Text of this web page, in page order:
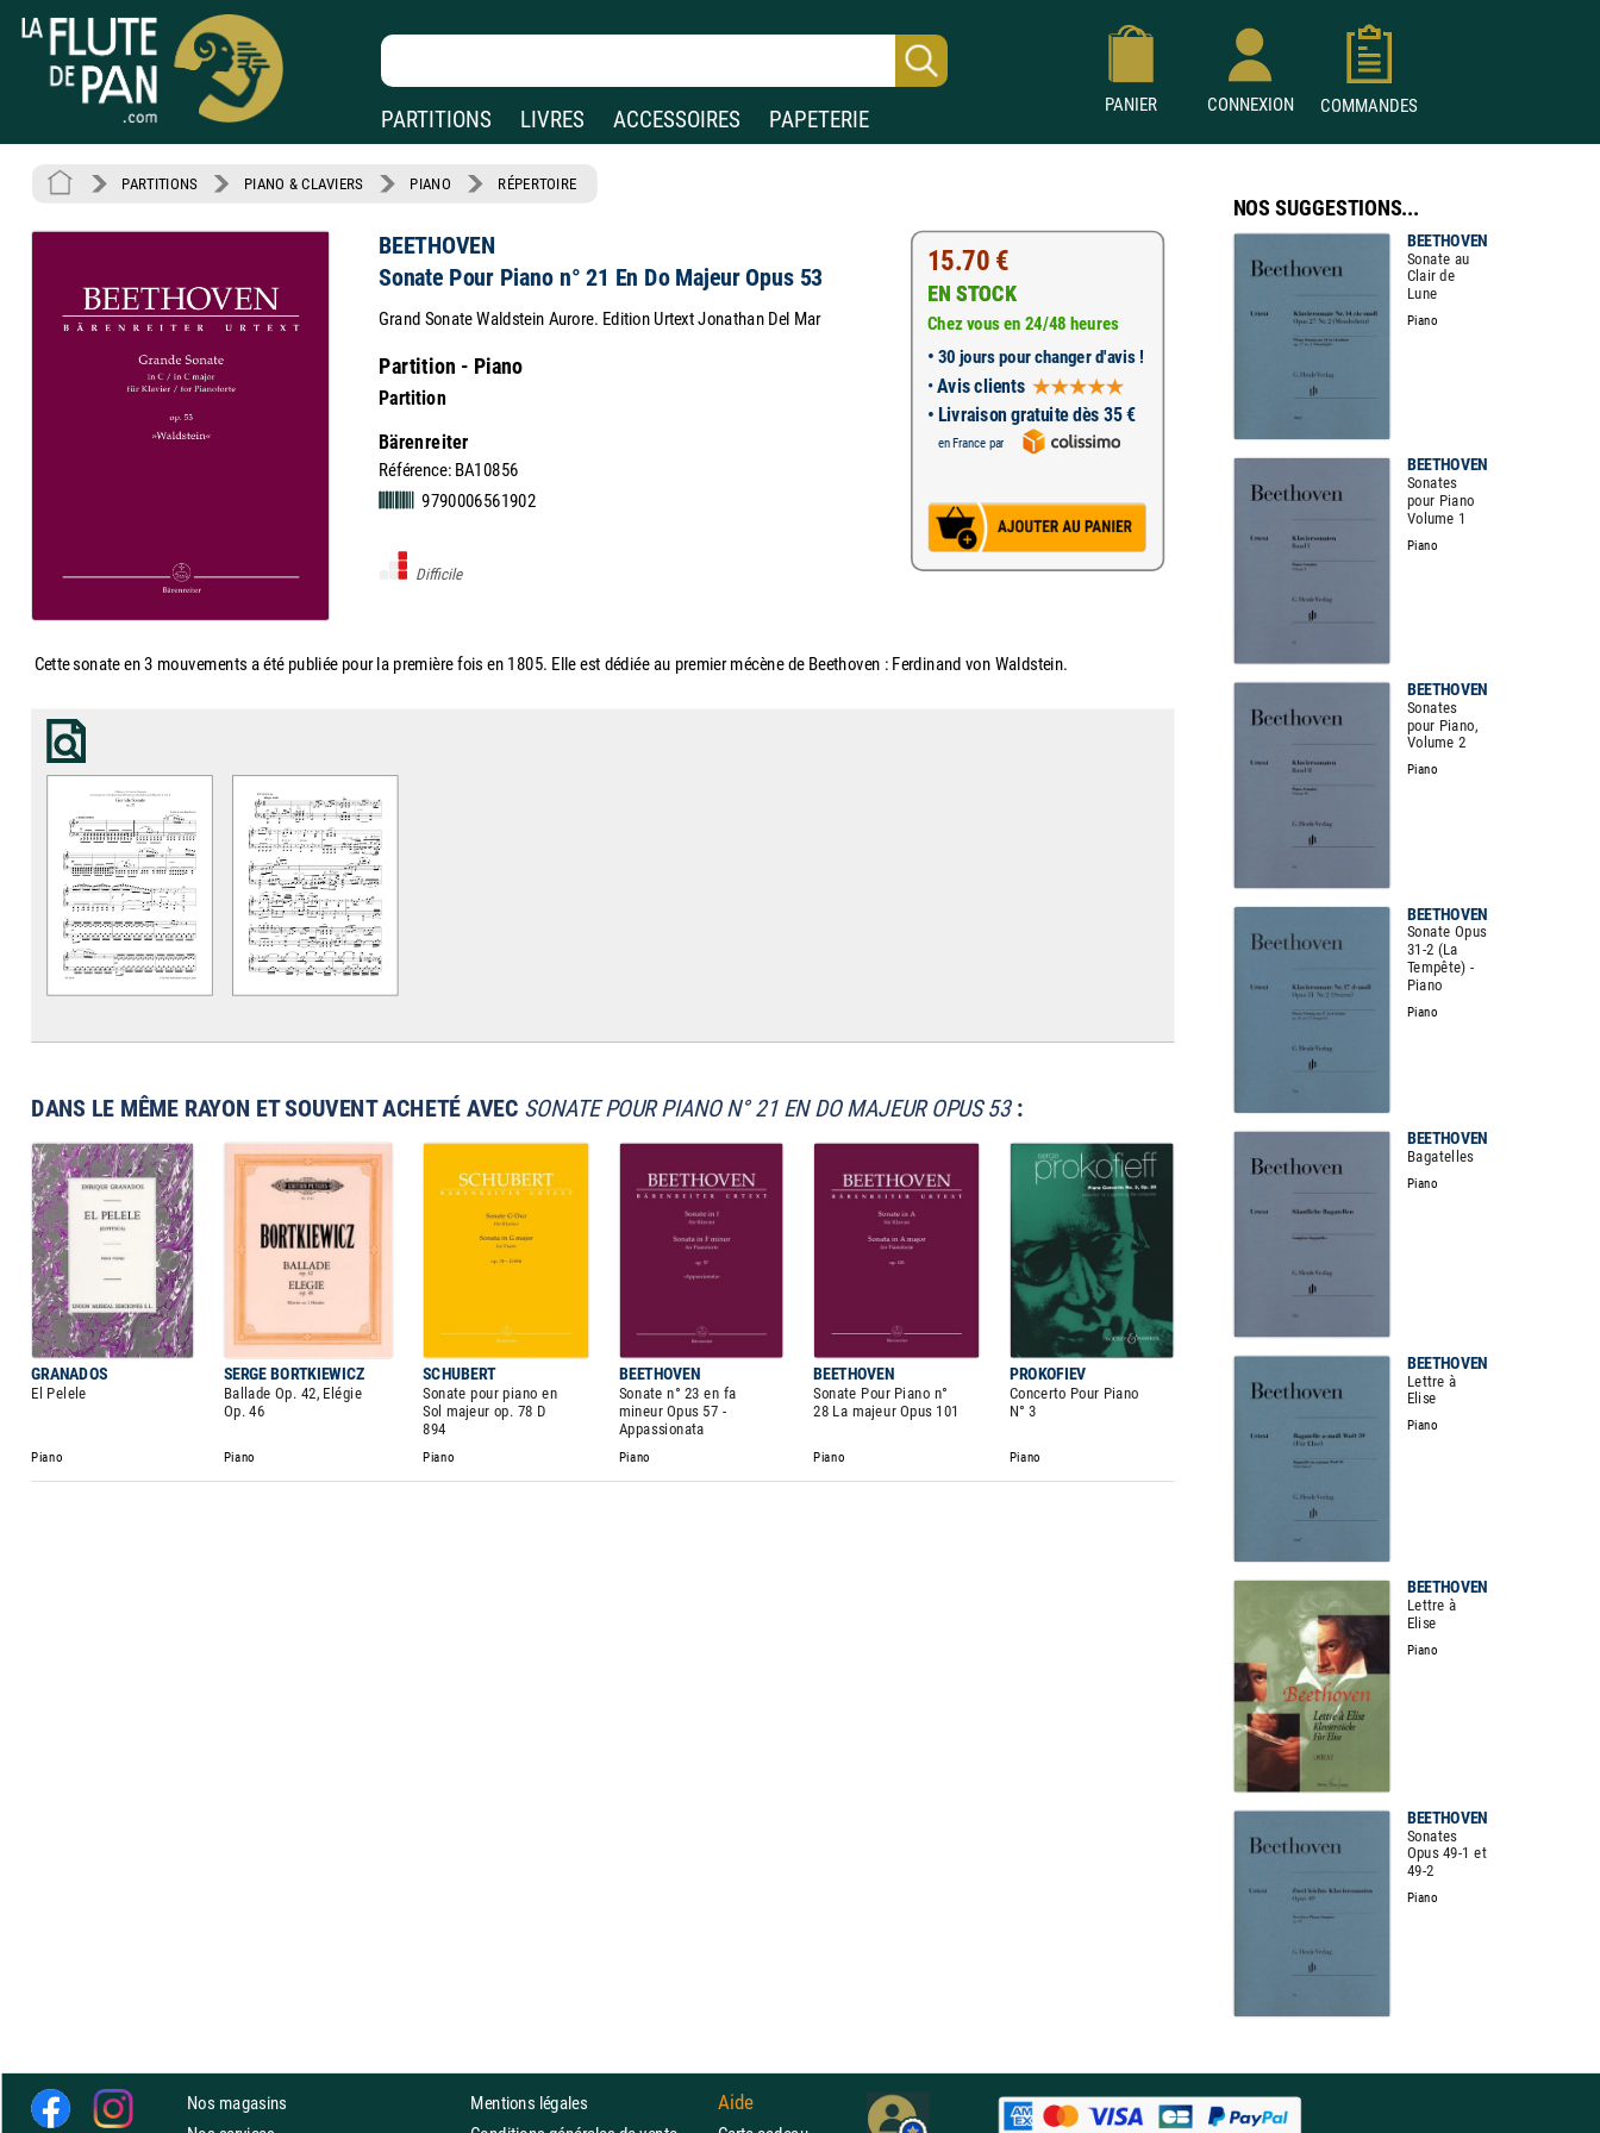
PARTITIONS LIVRES ACCESSOIRES PAPETERIE
PANIER CONNEXION COMMANDES
PARTITIONS PIANO & CLAVIERS PIANO RÉPERTOIRE
BEETHOVEN
Sonate Pour Piano n° 21 En Do Majeur Opus 53
Grand Sonate Waldstein Aurore. Edition Urtext Jonathan Del Mar
Partition - Piano
Partition
Bärenreiter
Référence: BA10856
9790006561902
Difficile
15.70 €
EN STOCK
Chez vous en 24/48 heures
• 30 jours pour changer d'avis !
•Avis clients
• Livraison gratuite dès 35 €
en France par
Cette sonate en 3 mouvements a été publiée pour la première fois en 1805. Elle est dédiée au premier mécène de Beethoven : Ferdinand von Waldstein.
DANS LE MÊME RAYON ET SOUVENT ACHETÉ AVEC SONATE POUR PIANO N° 21 EN DO MAJEUR OPUS 53:
GRANADOS SERGE BORTKIEWICZ SCHUBERT BEETHOVEN BEETHOVEN PROKOFIEV
El Pelele
Ballade Op. 42, Elégie
Op. 46
Sonate pour piano en
Sol majeur op. 78 D
894
Sonate n° 23 en fa
mineur Opus 57 -
Appassionata
Sonate Pour Piano n°
28 La majeur Opus 101
Concerto Pour Piano
N° 3
Piano Piano Piano Piano Piano Piano
NOS SUGGESTIONS...
BEETHOVEN
Sonate au
Clair de
Lune
Piano
BEETHOVEN
Sonates
pour Piano
Volume 1
Piano
BEETHOVEN
Sonates
pour Piano,
Volume 2
Piano
BEETHOVEN
Sonate Opus
31-2 (La
Tempête) -
Piano
Piano
BEETHOVEN
Bagatelles
Piano
BEETHOVEN
Lettre à
Elise
Piano
BEETHOVEN
Lettre à
Elise
Piano
BEETHOVEN
Sonates
Opus 49-1 et
49-2
Piano
Nos magasins
Mentions légales
Aide